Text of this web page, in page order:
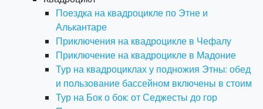
Поездка на квадроцикле по Этне и
Алькантаре
Приключения на квадроцикле в Чефалу
Приключение на квадроцикле в Мадоние
Тур на квадроциклах у подножия Этны: обед
и пользование бассейном включены в стоим
Тур на Бок о бок: от Седжесты до гор